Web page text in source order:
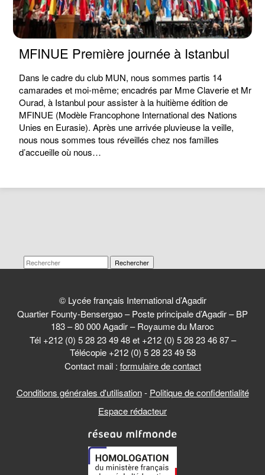
MFINUE Première journée à Istanbul
Dans le cadre du club MUN, nous sommes partis 14
camarades et moi-même; encadrés par Mme Claverie et Mr
Ourad, à Istanbul pour assister à la huitième édition de
MFINUE (Modèle Francophone International des Nations
Unies en Eurasie). Après une arrivée pluvieuse la veille,
nous nous sommes tous réveillés chez nos familles
d’accueille où nous…
Rechercher
© Lycée français International d’Agadir
Quartier Founty-Bensergao – Poste principale d’Agadir – BP
183 – 80 000 Agadir – Royaume du Maroc
Tél +212 (0) 5 28 23 49 48 et +212 (0) 5 28 23 46 87 –
Télécopie +212 (0) 5 28 23 49 58
Contact mail : formulaire de contact
Conditions générales d'utilisation- Politique de confidentialité
Espace rédacteur